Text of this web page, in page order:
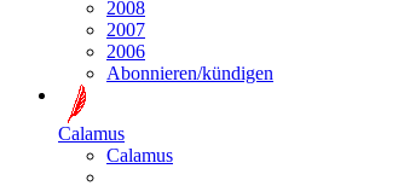
2008
2007
2006
Abonnieren/kündigen
Calamus
Calamus